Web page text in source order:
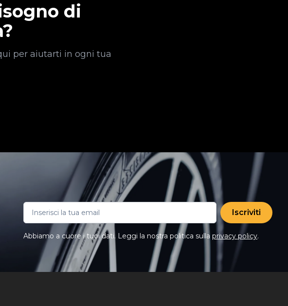
di
per aiutarti in ogni tua
Iscriviti
Abbiamo a cuore i tuoi dati. Leggi la nostra politica sulla privacy policy.